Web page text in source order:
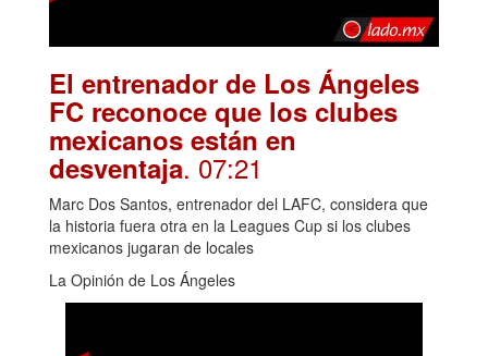
El entrenador de Los Ángeles
FC reconoce que los clubes
mexicanos están en
desventaja. 07:21
Marc Dos Santos, entrenador del LAFC, considera que
la historia fuera otra en la Leagues Cup si los clubes
mexicanos jugaran de locales
La Opinión de Los Ángeles